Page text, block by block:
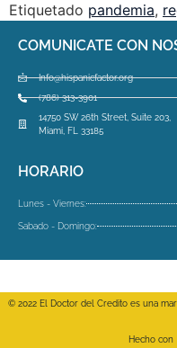
Etiquetado pandemia,
COMUNICATE CON
Info@hispanicfactor.org
(786) 313-3901
14750 SW 26th Street, Suite 203,
Miami, FL 33185
HORARIO
Lunes - Viernes:
Sabado - Domingo:
© 2022 El Doctor del Credito es una
Hecho con